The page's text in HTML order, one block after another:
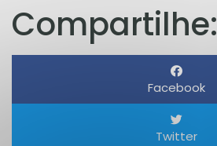
Compartilhe:
Facebook
Twitter